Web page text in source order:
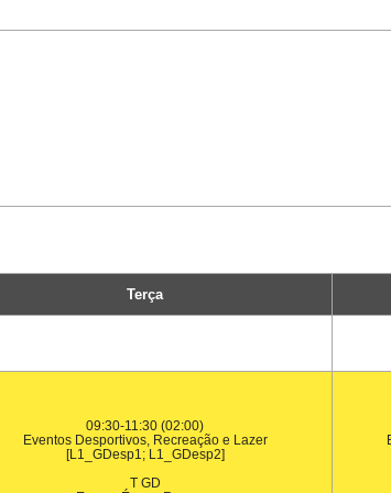
Terça
09:30-11:30 (02:00)
Eventos Desportivos, Recreação e Lazer
[L1_GDesp1; L1_GDesp2]
T GD